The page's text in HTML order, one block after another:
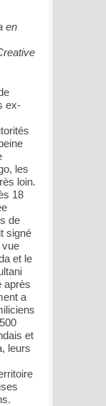
en
ex-
les
loin.
18
de
signé
vue
et le
après
a
et
leurs